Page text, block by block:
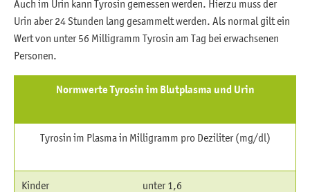
Auch im Urin kann Tyrosin gemessen werden. Hierzu muss der
Urin aber 24 Stunden lang gesammelt werden. Als normal gilt ein
Wert von unter 56 Milligramm Tyrosin am Tag bei erwachsenen
Personen.
Normwerte Tyrosin im Blutplasma und Urin
Tyrosin im Plasma in Milligramm pro Deziliter (mg/dl)
Kinder unter 1,6